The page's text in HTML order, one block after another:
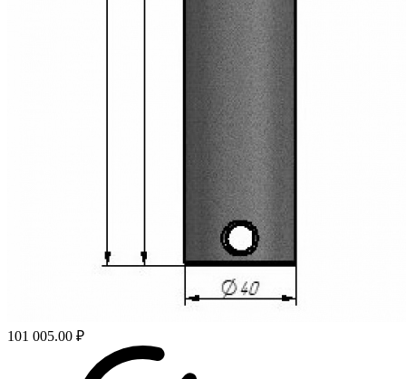
101 005.00 ₽